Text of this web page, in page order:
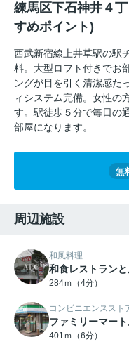
練馬区下石神井４
すめポイント)
西武新宿線上井草駅の駅
料。大型ロフト付きでお
ングが目を引く清潔感た
ィシステム完備。女性の
す。駅徒歩５分で毎日の
部屋になります。
無
周辺施設
和風料理
和食レストラン
284ｍ（4分）
コンビニエンススト
ファミリーマー
401ｍ（6分）